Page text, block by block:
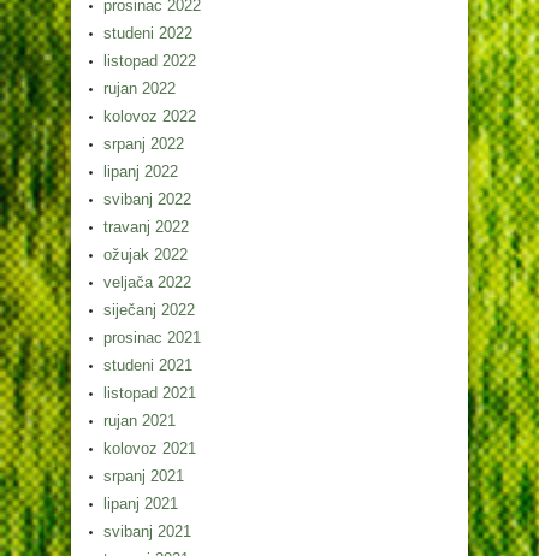
prosinac 2022
studeni 2022
listopad 2022
rujan 2022
kolovoz 2022
srpanj 2022
lipanj 2022
svibanj 2022
travanj 2022
ožujak 2022
veljača 2022
siječanj 2022
prosinac 2021
studeni 2021
listopad 2021
rujan 2021
kolovoz 2021
srpanj 2021
lipanj 2021
svibanj 2021